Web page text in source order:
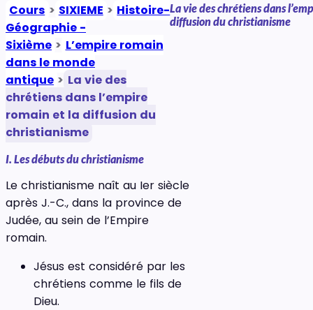
Cours > SIXIEME > Histoire-
Géographie -
Sixième > L’empire romain
dans le monde
antique > La vie des
chrétiens dans l’empire
romain et la diffusion du
christianisme
La vie des chrétiens dans
diffusion du christianisme
I. Les débuts du christianisme
Le christianisme naît au Ier siècle
après J.-C., dans la province de
Judée, au sein de l’Empire
romain.
Jésus est considéré par les
chrétiens comme le fils de
Dieu.